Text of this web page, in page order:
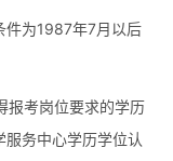
件为1987年7月以后
报考岗位要求的学历
务中心学历学位认